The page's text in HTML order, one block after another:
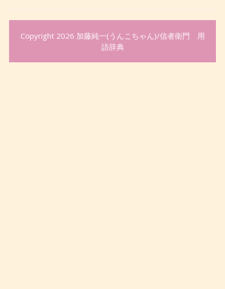
Copyright 2026 加藤純一(うんこちゃん)/信者衛門 用
語辞典